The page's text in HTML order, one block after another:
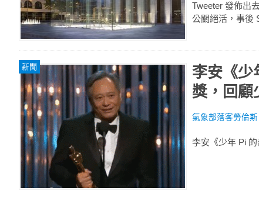
Tweeter 發佈出
公關絕活，事後
新聞
李安《少
獎，回顧
氣象部落客勞倫斯
李安《少年 Pi